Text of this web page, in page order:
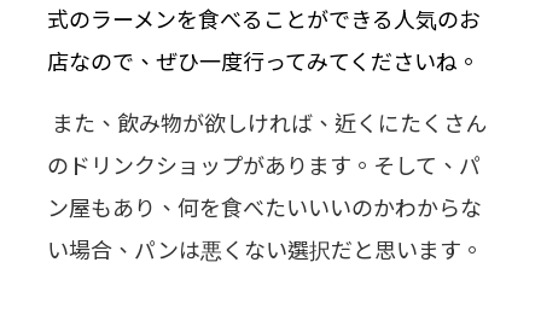
式のラーメンを食べることができる人気のお
店なので、ぜひ一度行ってみてくださいね 。
また、飲み物が欲しければ、近くにたくさん
のドリンクショップがあります。そして、パ
ン屋もあり、何を食べたいいいのかわからな
い場合、パンは悪くない選択だと思います。